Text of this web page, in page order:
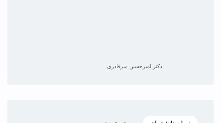
دکتر امیرحسین میرقادری